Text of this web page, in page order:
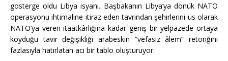
gösterge oldu Libya isyanı. Başbakanın Libya’ya dönük NATO
operasyonu ihtimaline itiraz eden tavrından şehirlerini üs olarak
NATO’ya veren itaatkârlığına kadar geniş bir yelpazede ortaya
koyduğu tavır değişikliği arabeskin “vefasız âlem” retoriğini
fazlasıyla hatırlatan acı bir tablo oluşturuyor.